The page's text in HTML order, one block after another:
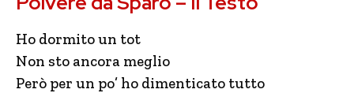
Ho dormito un tot
Non sto ancora meglio
Però per un po’ ho dimenticato tutto